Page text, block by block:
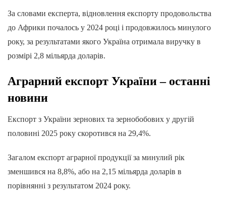
За словами експерта, відновлення експорту продовольства
до Африки почалось у 2024 році і продовжилось минулого
року, за результатами якого Україна отримала виручку в
розмірі 2,8 мільярда доларів.
Аграрний експорт України – останні
новини
Експорт з України зернових та зернобобових у другій
половині 2025 року скоротився на 29,4%.
Загалом експорт аграрної продукції за минулий рік
зменшився на 8,8%, або на 2,15 мільярда доларів в
порівнянні з результатом 2024 року.